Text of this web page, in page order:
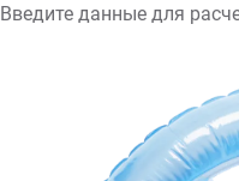
Введите данные для